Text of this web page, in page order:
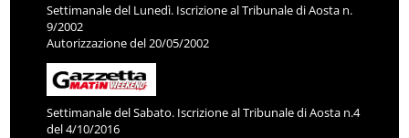
Settimanale del Lunedì. Iscrizione al Tribunale di Aosta n.
9/2002
Autorizzazione del 20/05/2002
Settimanale del Sabato. Iscrizione al Tribunale di Aosta n.4
del 4/10/2016